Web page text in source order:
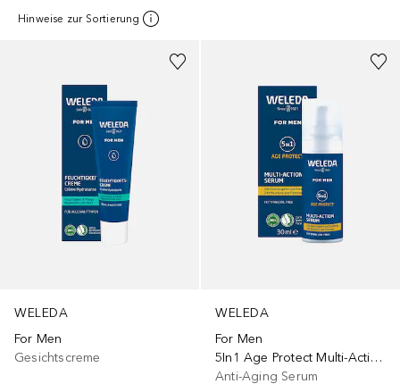
Hinweise zur Sortierung
WELEDA
For Men
Gesichtscreme
WELEDA
For Men
5In1 Age Protect Multi-Action Serum
Anti-Aging Serum